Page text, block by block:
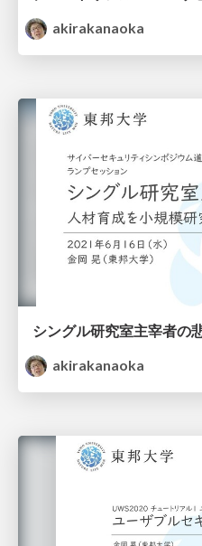
akirakanaoka
シングル研究室主宰者の
akirakanaoka